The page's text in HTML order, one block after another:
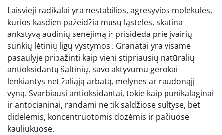
Laisvieji radikalai yra nestabilios, agresyvios molekulės,
kurios kasdien pažeidžia mūsų ląsteles, skatina
ankstyvą audinių senėjimą ir prisideda prie įvairių
sunkių lėtinių ligų vystymosi. Granatai yra visame
pasaulyje pripažinti kaip vieni stipriausių natūralių
antioksidantų šaltinių, savo aktyvumu gerokai
lenkiantys net žaliąją arbatą, mėlynes ar raudonąjį
vyną. Svarbiausi antioksidantai, tokie kaip punikalaginai
ir antocianinai, randami ne tik saldžiose sultyse, bet
didelėmis, koncentruotomis dozėmis ir pačiuose
kauliukuose.